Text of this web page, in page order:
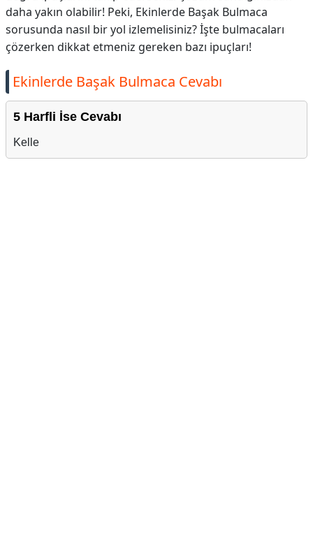
daha yakın olabilir! Peki, Ekinlerde Başak Bulmaca
sorusunda nasıl bir yol izlemelisiniz? İşte bulmacaları
çözerken dikkat etmeniz gereken bazı ipuçları!
Ekinlerde Başak Bulmaca Cevabı
5 Harfli İse Cevabı
Kelle